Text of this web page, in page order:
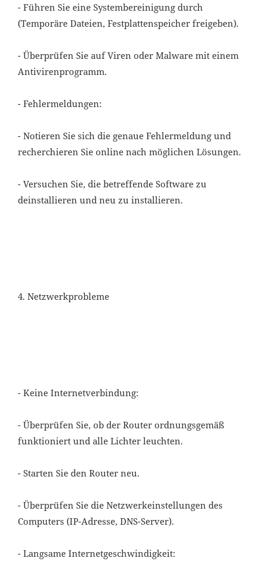
- Führen Sie eine Systembereinigung durch
(Temporäre Dateien, Festplattenspeicher freigeben).
- Überprüfen Sie auf Viren oder Malware mit einem
Antivirenprogramm.
- Fehlermeldungen:
- Notieren Sie sich die genaue Fehlermeldung und
recherchieren Sie online nach möglichen Lösungen.
- Versuchen Sie, die betreffende Software zu
deinstallieren und neu zu installieren.
4. Netzwerkprobleme
- Keine Internetverbindung:
- Überprüfen Sie, ob der Router ordnungsgemäß
funktioniert und alle Lichter leuchten.
- Starten Sie den Router neu.
- Überprüfen Sie die Netzwerkeinstellungen des
Computers (IP-Adresse, DNS-Server).
- Langsame Internetgeschwindigkeit: